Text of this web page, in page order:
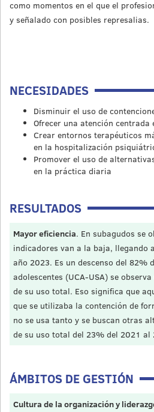
como momentos en el que el
y señalado con posibles represalias.
NECESIDADES
Disminuir el uso de
Ofrecer una atención centrada
Crear entornos terapéuticos
en la hospitalización
Promover el uso de
en la práctica diaria
RESULTADOS
Mayor eficiencia. En subagudos se
indicadores van a la baja, llegando
año 2023. Es un descenso del 82%
adolescentes (UCA-USA) se
de su uso total. Eso significa que
que se utilizaba la contención de
no se usa tanto y se buscan otras
de su uso total del 23% del 2021 al
ÁMBITOS DE GESTIÓN
Cultura de la organización y